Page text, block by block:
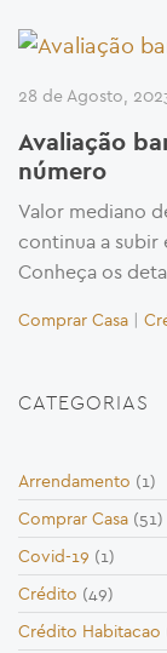
28 de Agosto,
Avaliação
número
Valor mediano
continua a subir
Conheça os
Comprar Casa |
CATEGORIAS
Arrendamento (1)
Comprar Casa (51)
Covid-19 (1)
Crédito (49)
Crédito Habitacao